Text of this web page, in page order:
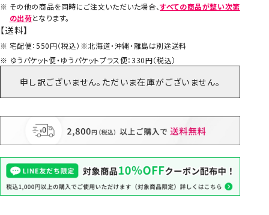
その他の商品を同時にご注文いただいた場合、すべての商品が整い次第
の出荷となります。
【送料】
宅配便：550円（税込）※北海道・沖縄・離島は別途送料
ゆうパケット便・ゆうパケットプラス便：330円（税込）
申し訳ございません。ただいま在庫がございません。